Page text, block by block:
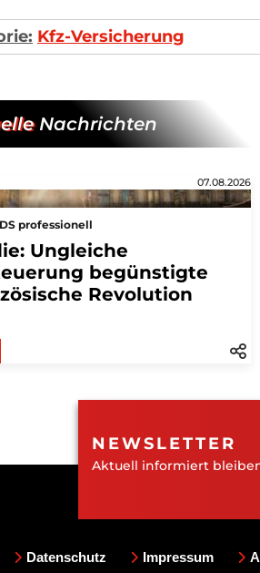
Kfz-Versicherung
Nachrichten
07.08.2026
professionell
Ungleiche
begünstigte
Revolution
NEWSLETTER
Aktuell informiert
Datenschutz Impressum